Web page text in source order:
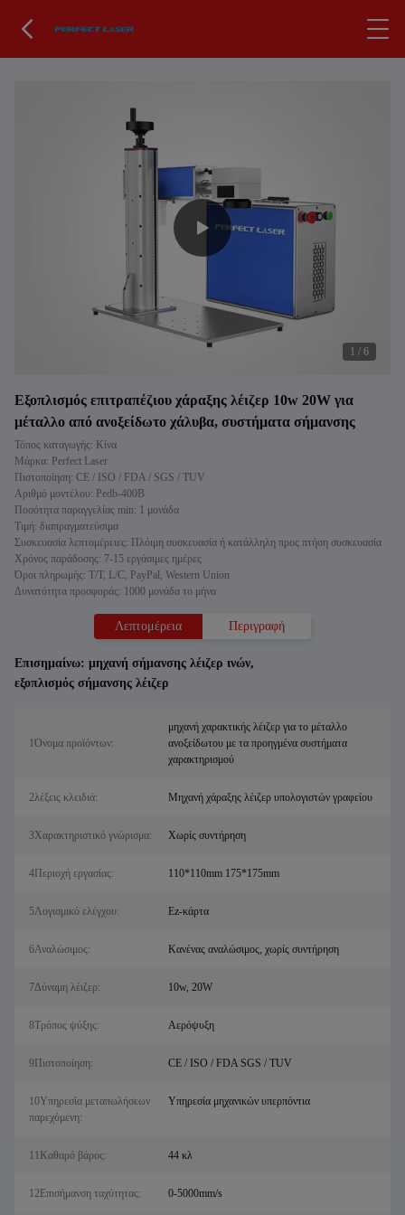
1 / 6
Εξοπλισμός επιτραπέζιου χάραξης λέιζερ 10w 20W για
μέταλλο από ανοξείδωτο χάλυβα, συστήματα σήμανσης
Τόπος καταγωγής: Κίνα
Μάρκα: Perfect Laser
Πιστοποίηση: CE / ISO / FDA / SGS / TUV
Αριθμό μοντέλου: Pedb-400B
Ποσότητα παραγγελίας min: 1 μονάδα
Τιμή: διαπραγματεύσιμα
Συσκευασία λεπτομέρειες: Πλόιμη συσκευασία ή κατάλληλη προς πτήση συσκευασία
Χρόνος παράδοσης: 7-15 εργάσιμες ημέρες
Όροι πληρωμής: T/T, L/C, PayPal, Western Union
Δυνατότητα προσφοράς: 1000 μονάδα το μήνα
Λεπτομέρεια Περιγραφή
Επισημαίνω: μηχανή σήμανσης λέιζερ ινών,
εξοπλισμός σήμανσης λέιζερ
1Όνομα προϊόντων:
μηχανή χαρακτικής λέιζερ για το μέταλλο
ανοξείδωτου με τα προηγμένα συστήματα
χαρακτηρισμού
2λέξεις κλειδιά: Μηχανή χάραξης λέιζερ υπολογιστών γραφείου
3Χαρακτηριστικό γνώρισμα: Χωρίς συντήρηση
4Περιοχή εργασίας: 110*110mm 175*175mm
5Λογισμικό ελέγχου: Ez-κάρτα
6Αναλώσιμος: Κανένας αναλώσιμος, χωρίς συντήρηση
7Δύναμη λέιζερ: 10w, 20W
8Τρόπος ψύξης: Αερόψυξη
9Πιστοποίηση: CE / ISO / FDA SGS / TUV
10Υπηρεσία μεταπωλήσεων
παρεχόμενη:
Υπηρεσία μηχανικών υπερπόντια
11Καθαρό βάρος: 44 κλ
12Επισήμανση ταχύτητας: 0-5000mm/s